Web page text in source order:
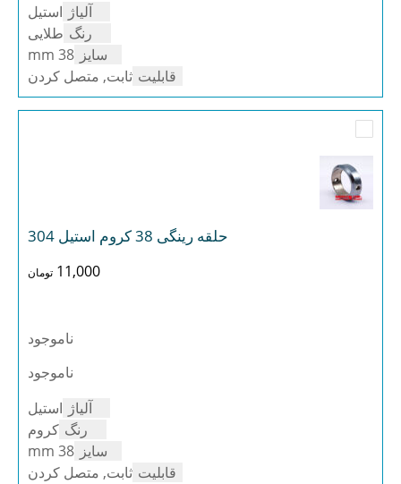
آلیاژ استیل
رنگ طلایی
سایز 38 mm
قابلیت ثابت, متصل کردن
حلقه رینگی 38 کروم استیل 304
11,000 تومان
ناموجود
ناموجود
آلیاژ استیل
رنگ کروم
سایز 38 mm
قابلیت ثابت, متصل کردن